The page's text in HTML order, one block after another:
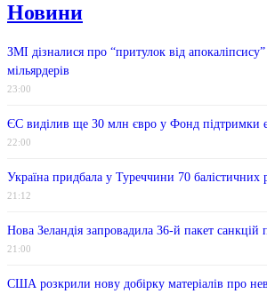
Новини
ЗМІ дізналися про “притулок від
мільярдерів
23:00
ЄС виділив ще 30 млн євро у Фонд підтримки
22:00
Україна придбала у Туреччини 70 балістичних
21:12
Нова Зеландія запровадила 36-й пакет санкцій
21:00
США розкрили нову добірку матеріалів про